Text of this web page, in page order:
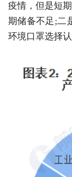
疫情，但是短
期储备不足;二
环境口罩选择认